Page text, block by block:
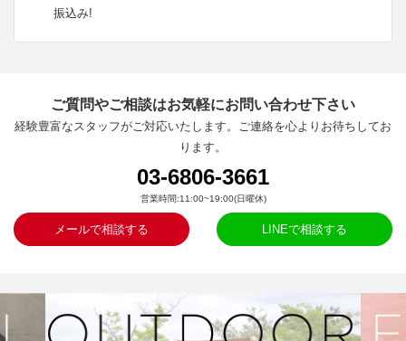
振込み!
ご質問やご相談はお気軽にお問い合わせ下さい
経験豊富なスタッフがご対応いたします。ご連絡を心よりお待ちしてお
ります。
03-6806-3661
営業時間:11:00~19:00(日曜休)
メールで相談する LINEで相談する